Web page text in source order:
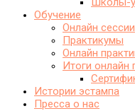
Обучение
Онлайн сессии
Практикумы
Онлайн
Итоги онлайн
Истории эстампа
Пресса о нас